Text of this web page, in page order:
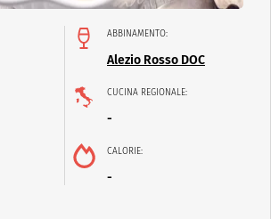
ABBINAMENTO:
Alezio Rosso DOC
CUCINA REGIONALE:
-
CALORIE:
-